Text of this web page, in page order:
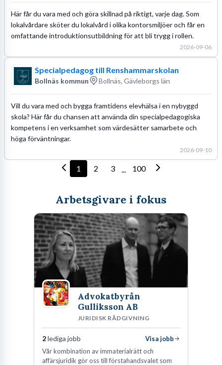
Här får du vara med och göra skillnad på riktigt, varje dag. Som
lokalvårdare sköter du lokalvård i olika kontorsmiljöer och får en
omfattande introduktionsutbildning för att bli trygg i rollen.
2026-09-06
Specialpedagog till Renshammarskolan
Bollnäs kommun Bollnäs, Gävleborgs län
Vill du vara med och bygga framtidens elevhälsa i en nybyggd
skola? Här får du chansen att använda din specialpedagogiska
kompetens i en verksamhet som värdesätter samarbete och
höga förväntningar.
2026-09-10
1 2 3 ... 100
Arbetsgivare i fokus
Advokatbyrån
Gulliksson AB
JURIDISK RÅDGIVNING
2lediga jobb
Visa jobb
Vår kombination av immaterialrätt och
affärsjuridik gör oss till förstahandsvalet som